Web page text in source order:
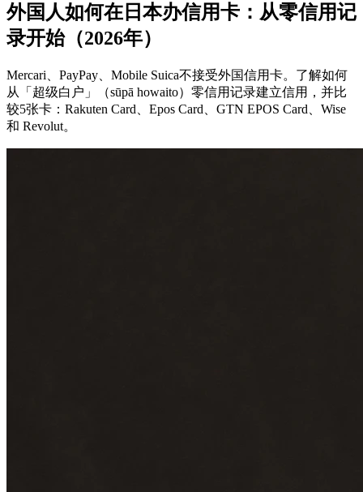
外国人如何在日本办信用卡：从零信用记
录开始（2026年）
Mercari、PayPay、Mobile Suica不接受外国信用卡。了解如何
从「超级白户」（sūpā howaito）零信用记录建立信用，并比
较5张卡：Rakuten Card、Epos Card、GTN EPOS Card、Wise
和 Revolut。